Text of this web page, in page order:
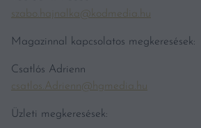
szabo.hajnalka@kodmedia.hu
Magazinnal kapcsolatos megkeresések:
Csatlós Adrienn
csatlos.Adrienn@hgmedia.hu
Üzleti megkeresések: